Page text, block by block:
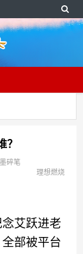
？
碎笔
理想燃烧
艾跃进老
部被平台